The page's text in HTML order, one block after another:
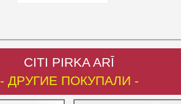
CITI PIRKA ARĪ
- ДРУГИЕ ПОКУПАЛИ -